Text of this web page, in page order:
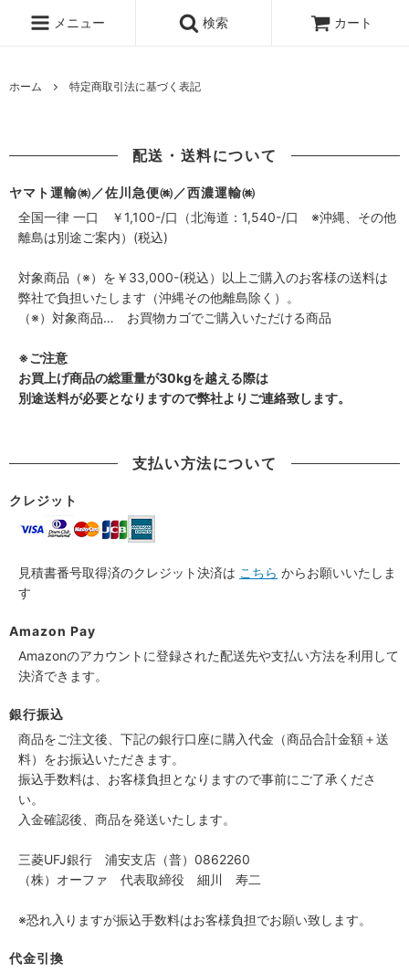
メニュー 検索 カート
ホーム 特定商取引法に基づく表記
配送・送料について
ヤマト運輸㈱／佐川急便㈱／西濃運輸㈱
全国一律 一口 ￥1,100-/口（北海道：1,540-/口 ※沖縄、その他
離島は別途ご案内）(税込)
対象商品（※）を￥33,000-(税込）以上ご購入のお客様の送料は
弊社で負担いたします（沖縄その他離島除く）。
（※）対象商品… お買物カゴでご購入いただける商品
※ご注意
お買上げ商品の総重量が30kgを越える際は
別途送料が必要となりますので弊社よりご連絡致します。
支払い方法について
クレジット
見積書番号取得済のクレジット決済は こちら からお願いいたしま
す
Amazon Pay
Amazonのアカウントに登録された配送先や支払い方法を利用して
決済できます。
銀行振込
商品をご注文後、下記の銀行口座に購入代金（商品合計金額＋送
料）をお振込いただきます。
振込手数料は、お客様負担となりますので事前にご了承くださ
い。
入金確認後、商品を発送いたします。
三菱UFJ銀行 浦安支店（普）0862260
（株）オーファ 代表取締役 細川 寿二
※恐れ入りますが振込手数料はお客様負担でお願い致します。
代金引換